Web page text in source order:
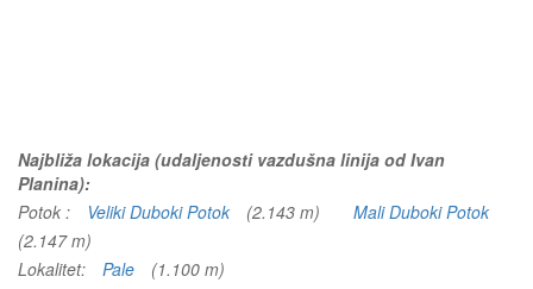
Najbliža lokacija (udaljenosti vazdušna linija od Ivan
Planina):
Potok :
Veliki Duboki Potok (2.143 m)
Mali Duboki Potok
(2.147 m)
Lokalitet:
Pale
(1.100 m)